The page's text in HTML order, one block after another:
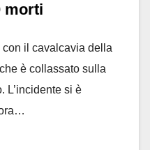
morti
il cavalcavia della
è collassato sulla
L’incidente si è